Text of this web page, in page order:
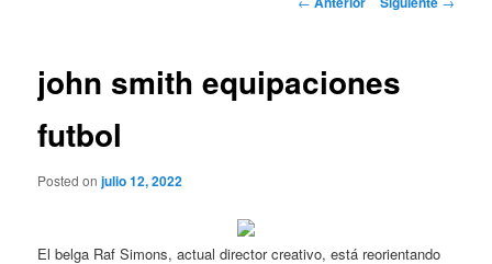
john smith equipaciones
futbol
Posted onjulio 12, 2022
El belga Raf Simons, actual director creativo, está reorientando